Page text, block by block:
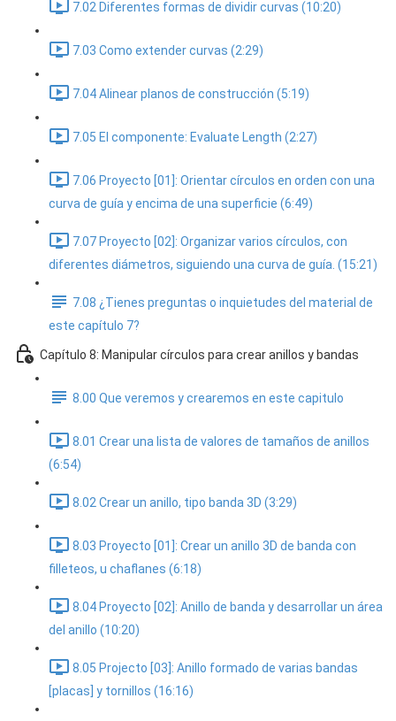
7.02 Diferentes formas de dividir curvas (10:20)
7.03 Como extender curvas (2:29)
7.04 Alinear planos de construcción (5:19)
7.05 El componente: Evaluate Length (2:27)
7.06 Proyecto [01]: Orientar círculos en orden con una
curva de guía y encima de una superficie (6:49)
7.07 Proyecto [02]: Organizar varios círculos, con
diferentes diámetros, siguiendo una curva de guía. (15:21)
7.08 ¿Tienes preguntas o inquietudes del material de
este capítulo 7?
Capítulo 8: Manipular círculos para crear anillos y bandas
8.00 Que veremos y crearemos en este capitulo
8.01 Crear una lista de valores de tamaños de anillos
(6:54)
8.02 Crear un anillo, tipo banda 3D (3:29)
8.03 Proyecto [01]: Crear un anillo 3D de banda con
filleteos, u chaflanes (6:18)
8.04 Proyecto [02]: Anillo de banda y desarrollar un área
del anillo (10:20)
8.05 Projecto [03]: Anillo formado de varias bandas
[placas] y tornillos (16:16)